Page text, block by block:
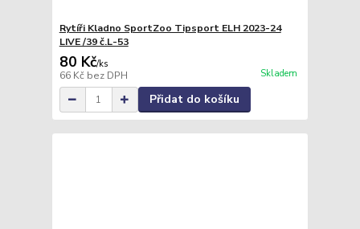
Rytíři Kladno SportZoo Tipsport ELH 2023-24
LIVE /39 č.L-53
80 Kč/ks
66 Kč bez DPH Skladem
Přidat do košíku